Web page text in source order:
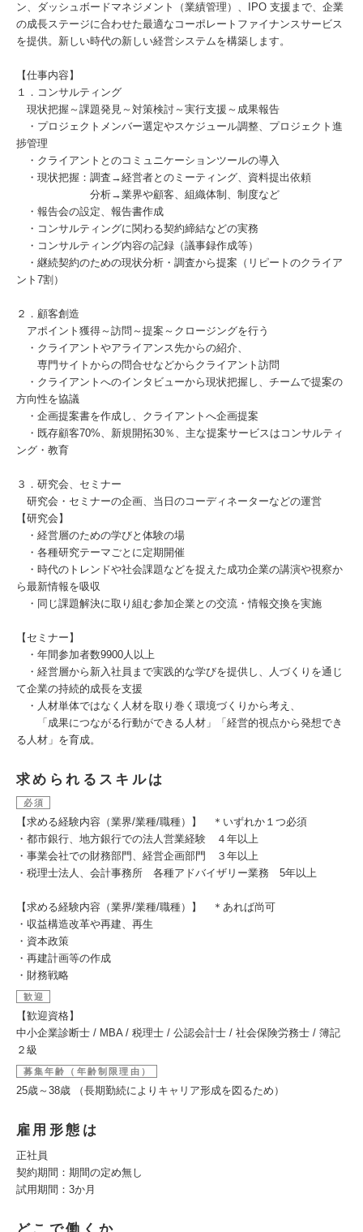
ン、ダッシュボードマネジメント（業績管理）、IPO 支援まで、企業
の成長ステージに合わせた最適なコーポレートファイナンスサービス
を提供。新しい時代の新しい経営システムを構築します。
【仕事内容】
１．コンサルティング
現状把握～課題発見～対策検討～実行支援～成果報告
・プロジェクトメンバー選定やスケジュール調整、プロジェクト進
捗管理
・クライアントとのコミュニケーションツールの導入
・現状把握：調査→経営者とのミーティング、資料提出依頼
分析→業界や顧客、組織体制、制度など
・報告会の設定、報告書作成
・コンサルティングに関わる契約締結などの実務
・コンサルティング内容の記録（議事録作成等）
・継続契約のための現状分析・調査から提案（リピートのクライア
ント7割）
２．顧客創造
アポイント獲得～訪問～提案～クロージングを行う
・クライアントやアライアンス先からの紹介、
専門サイトからの問合せなどからクライアント訪問
・クライアントへのインタビューから現状把握し、チームで提案の
方向性を協議
・企画提案書を作成し、クライアントへ企画提案
・既存顧客70%、新規開拓30％、主な提案サービスはコンサルティ
ング・教育
３．研究会、セミナー
研究会・セミナーの企画、当日のコーディネーターなどの運営
【研究会】
・経営層のための学びと体験の場
・各種研究テーマごとに定期開催
・時代のトレンドや社会課題などを捉えた成功企業の講演や視察か
ら最新情報を吸収
・同じ課題解決に取り組む参加企業との交流・情報交換を実施
【セミナー】
・年間参加者数9900人以上
・経営層から新入社員まで実践的な学びを提供し、人づくりを通じ
て企業の持続的成長を支援
・人材単体ではなく人材を取り巻く環境づくりから考え、
「成果につながる行動ができる人材」「経営的視点から発想でき
る人材」を育成。
求められるスキルは
必須
【求める経験内容（業界/業種/職種）】 ＊いずれか１つ必須
・都市銀行、地方銀行での法人営業経験 ４年以上
・事業会社での財務部門、経営企画部門 ３年以上
・税理士法人、会計事務所 各種アドバイザリー業務 5年以上
【求める経験内容（業界/業種/職種）】 ＊あれば尚可
・収益構造改革や再建、再生
・資本政策
・再建計画等の作成
・財務戦略
歓迎
【歓迎資格】
中小企業診断士 / MBA / 税理士 / 公認会計士 / 社会保険労務士 / 簿記
２級
募集年齢（年齢制限理由）
25歳～38歳 （長期勤続によりキャリア形成を図るため）
雇用形態は
正社員
契約期間：期間の定め無し
試用期間：3か月